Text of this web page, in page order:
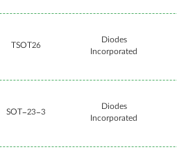
Diodes
Incorporated
TSOT26
Diodes
Incorporated
SOT-23-3